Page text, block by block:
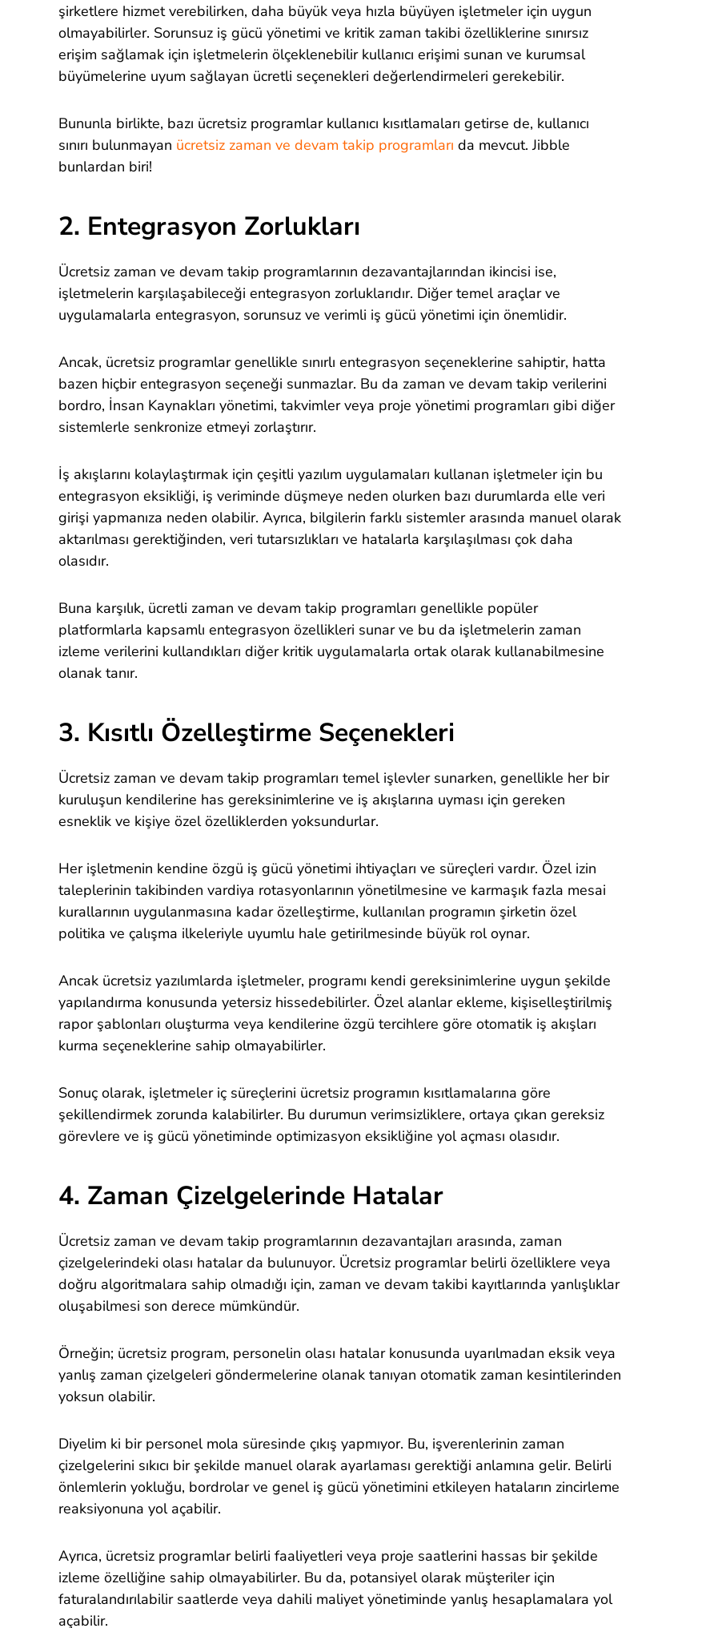
şirketlere hizmet verebilirken, daha büyük veya hızla büyüyen işletmeler için uygun
olmayabilirler. Sorunsuz iş gücü yönetimi ve kritik zaman takibi özelliklerine sınırsız
erişim sağlamak için işletmelerin ölçeklenebilir kullanıcı erişimi sunan ve kurumsal
büyümelerine uyum sağlayan ücretli seçenekleri değerlendirmeleri gerekebilir.
Bununla birlikte, bazı ücretsiz programlar kullanıcı kısıtlamaları getirse de, kullanıcı
sınırı bulunmayan ücretsiz zaman ve devam takip programları da mevcut.Jibble
bunlardan biri!
2. Entegrasyon Zorlukları
Ücretsiz zaman ve devam takip programlarının dezavantajlarından ikincisi ise,
işletmelerin karşılaşabileceği entegrasyon zorluklarıdır. Diğer temel araçlar ve
uygulamalarla entegrasyon, sorunsuz ve verimli iş gücü yönetimi için önemlidir.
Ancak, ücretsiz programlar genellikle sınırlı entegrasyon seçeneklerine sahiptir, hatta
bazen hiçbir entegrasyon seçeneği sunmazlar. Bu da zaman ve devam takip verilerini
bordro, İnsan Kaynakları yönetimi, takvimler veya proje yönetimi programları gibi diğer
sistemlerle senkronize etmeyi zorlaştırır.
İş akışlarını kolaylaştırmak için çeşitli yazılım uygulamaları kullanan işletmeler için bu
entegrasyon eksikliği, iş veriminde düşmeye neden olurken bazı durumlarda elle veri
girişi yapmanıza neden olabilir. Ayrıca, bilgilerin farklı sistemler arasında manuel olarak
aktarılması gerektiğinden, veri tutarsızlıkları ve hatalarla karşılaşılması çok daha
olasıdır.
Buna karşılık, ücretli zaman ve devam takip programları genellikle popüler
platformlarla kapsamlı entegrasyon özellikleri sunar ve bu da işletmelerin zaman
izleme verilerini kullandıkları diğer kritik uygulamalarla ortak olarak kullanabilmesine
olanak tanır.
3. Kısıtlı Özelleştirme Seçenekleri
Ücretsiz zaman ve devam takip programları temel işlevler sunarken, genellikle her bir
kuruluşun kendilerine has gereksinimlerine ve iş akışlarına uyması için gereken
esneklik ve kişiye özel özelliklerden yoksundurlar.
Her işletmenin kendine özgü iş gücü yönetimi ihtiyaçları ve süreçleri vardır. Özel izin
taleplerinin takibinden vardiya rotasyonlarının yönetilmesine ve karmaşık fazla mesai
kurallarının uygulanmasına kadar özelleştirme, kullanılan programın şirketin özel
politika ve çalışma ilkeleriyle uyumlu hale getirilmesinde büyük rol oynar.
Ancak ücretsiz yazılımlarda işletmeler, programı kendi gereksinimlerine uygun şekilde
yapılandırma konusunda yetersiz hissedebilirler. Özel alanlar ekleme, kişiselleştirilmiş
rapor şablonları oluşturma veya kendilerine özgü tercihlere göre otomatik iş akışları
kurma seçeneklerine sahip olmayabilirler.
Sonuç olarak, işletmeler iç süreçlerini ücretsiz programın kısıtlamalarına göre
şekillendirmek zorunda kalabilirler. Bu durumun verimsizliklere, ortaya çıkan gereksiz
görevlere ve iş gücü yönetiminde optimizasyon eksikliğine yol açması olasıdır.
4. Zaman Çizelgelerinde Hatalar
Ücretsiz zaman ve devam takip programlarının dezavantajları arasında, zaman
çizelgelerindeki olası hatalar da bulunuyor. Ücretsiz programlar belirli özelliklere veya
doğru algoritmalara sahip olmadığı için, zaman ve devam takibi kayıtlarında yanlışlıklar
oluşabilmesi son derece mümkündür.
Örneğin; ücretsiz program, personelin olası hatalar konusunda uyarılmadan eksik veya
yanlış zaman çizelgeleri göndermelerine olanak tanıyan otomatik zaman kesintilerinden
yoksun olabilir.
Diyelim ki bir personel mola süresinde çıkış yapmıyor. Bu, işverenlerinin zaman
çizelgelerini sıkıcı bir şekilde manuel olarak ayarlaması gerektiği anlamına gelir. Belirli
önlemlerin yokluğu, bordrolar ve genel iş gücü yönetimini etkileyen hataların zincirleme
reaksiyonuna yol açabilir.
Ayrıca, ücretsiz programlar belirli faaliyetleri veya proje saatlerini hassas bir şekilde
izleme özelliğine sahip olmayabilirler. Bu da, potansiyel olarak müşteriler için
faturalandırılabilir saatlerde veya dahili maliyet yönetiminde yanlış hesaplamalara yol
açabilir.